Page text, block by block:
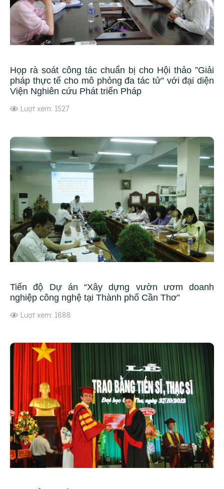
Họp rà soát công tác chuẩn bị cho Hội thảo ”Giải
pháp thực tế cho mô phỏng đa tác tử” với đại diện
Viện Nghiên cứu Phát triển Pháp
Lượt xem: 1527
Tiến độ Dự án “Xây dựng vườn ươm doanh
nghiệp công nghệ tại Thành phố Cần Thơ”
Lượt xem: 1888